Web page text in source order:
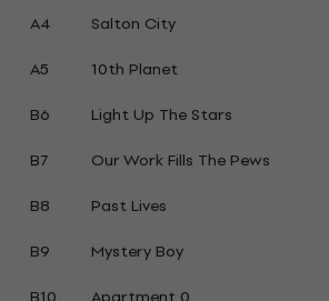
A4
Salton City
A5
10th Planet
B6
Light Up The Stars
B7
Our Work Fills The Pews
B8
Past Lives
B9
Mystery Boy